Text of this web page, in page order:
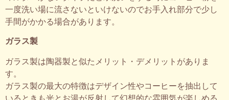
一度洗い場に流さないといけないのでお手入れ部分で少し
手間がかかる場合があります。
ガラス製
ガラス製は陶器製と似たメリット・デメリットがありま
す。
ガラス製の最大の特徴はデザイン性やコーヒーを抽出して